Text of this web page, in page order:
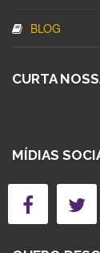
BLOG
CURTA
MÍDIAS